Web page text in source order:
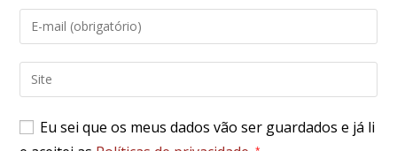
nome
ou
de
usuário
para
comentar
Digite
seu
endereço
de
mail
Digite
o
URL
do
Eu sei que os meus dados vão ser guardados e já li